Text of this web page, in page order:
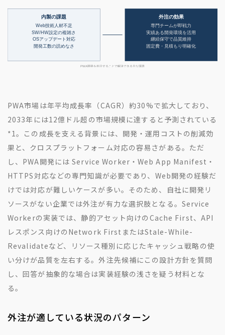
PWA市場は年平均成長率（CAGR）約30%で拡大しており、
2033年には12億ドル超の市場規模に達すると予測されている
*1。この成長を支える背景には、開発・運用コストの削減効
果と、クロスプラットフォーム対応の容易さがある。ただ
し、PWA開発には Service Worker・Web App Manifest・
HTTPS対応などの専門知識が必要であり、Web開発の経験だ
けでは対応が難しいケースが多い。そのため、自社に開発リ
ソースがない企業では外注が有力な選択肢となる。Service
Workerの実装では、静的アセット向けのCache First、API
レスポンス向けのNetwork FirstまたはStale-While-
Revalidateなど、リソース種別に応じたキャッシュ戦略の使
い分けが品質を左右する。外注先候補にこの設計方針を質問
し、回答が抽象的な場合は実装経験の浅さを疑う材料とな
る。
外注が適している状況のパターン